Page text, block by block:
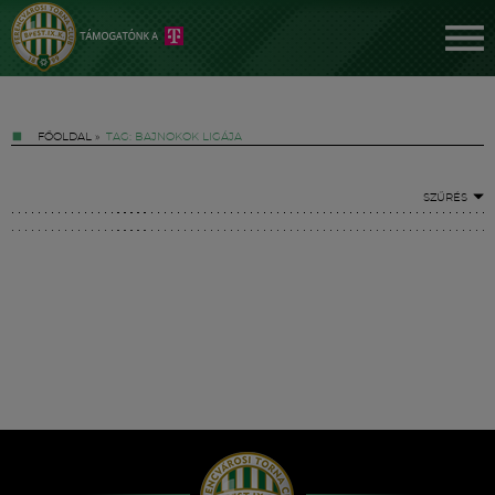
FŐOLDAL » TAG: BAJNOKOK LIGÁJA
SZŰRÉS
Hírek